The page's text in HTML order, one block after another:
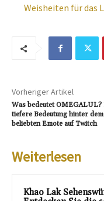
Weisheiten für das
Vorheriger Artikel
Was bedeutet OMEGALUL?
tiefere Bedeutung hinter dem
beliebten Emote auf Twitch
Weiterlesen
Khao Lak